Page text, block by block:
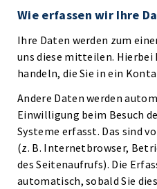
Wie erfassen wir Ihre
Ihre Daten werden zum
uns diese mitteilen. Hierbei
handeln, die Sie in ein
Andere Daten werden
Einwilligung beim Besuch
Systeme erfasst. Das sind
(z. B. Internetbrowser,
des Seitenaufrufs). Die
automatisch, sobald Sie